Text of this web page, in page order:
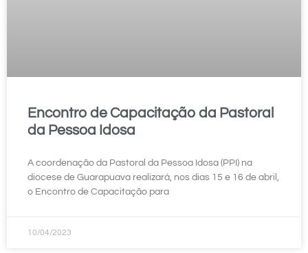
Encontro de Capacitação da Pastoral
da Pessoa Idosa
A coordenação da Pastoral da Pessoa Idosa (PPI) na
diocese de Guarapuava realizará, nos dias 15 e 16 de abril,
o Encontro de Capacitação para
10/04/2023